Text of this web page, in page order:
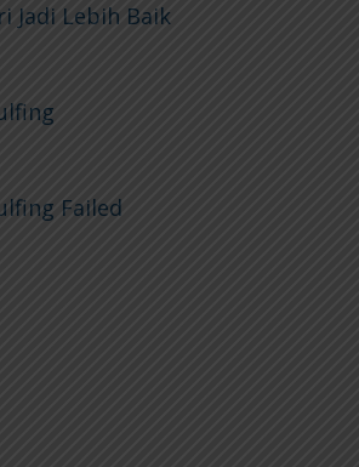
Jadi Lebih Baik
Failed